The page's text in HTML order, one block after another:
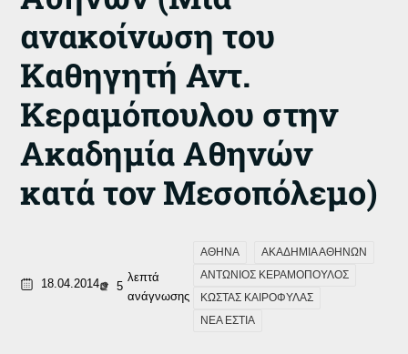
ανακοίνωση του
Καθηγητή Αντ.
Κεραμόπουλου στην
Ακαδημία Αθηνών
κατά τον Μεσοπόλεμο)
18.04.2014 5
λεπτά
ανάγνωσης
ΑΘΗΝΑ
ΑΚΑΔΗΜΙΑ ΑΘΗΝΩΝ
ΑΝΤΩΝΙΟΣ ΚΕΡΑΜΟΠΟΥΛΟΣ
ΚΩΣΤΑΣ ΚΑΙΡΟΦΥΛΑΣ
ΝΕΑ ΕΣΤΙΑ